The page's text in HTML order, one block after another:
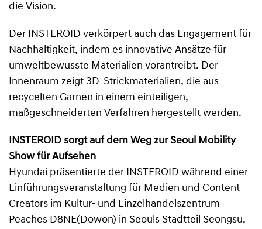
die Vision.
Der INSTEROID verkörpert auch das Engagement für
Nachhaltigkeit, indem es innovative Ansätze für
umweltbewusste Materialien vorantreibt. Der
Innenraum zeigt 3D-Strickmaterialien, die aus
recycelten Garnen in einem einteiligen,
maßgeschneiderten Verfahren hergestellt werden.
INSTEROID sorgt auf dem Weg zur Seoul Mobility
Show für Aufsehen
Hyundai präsentierte der INSTEROID während einer
Einführungsveranstaltung für Medien und Content
Creators im Kultur- und Einzelhandelszentrum
Peaches D8NE(Dowon) in Seouls Stadtteil Seongsu,